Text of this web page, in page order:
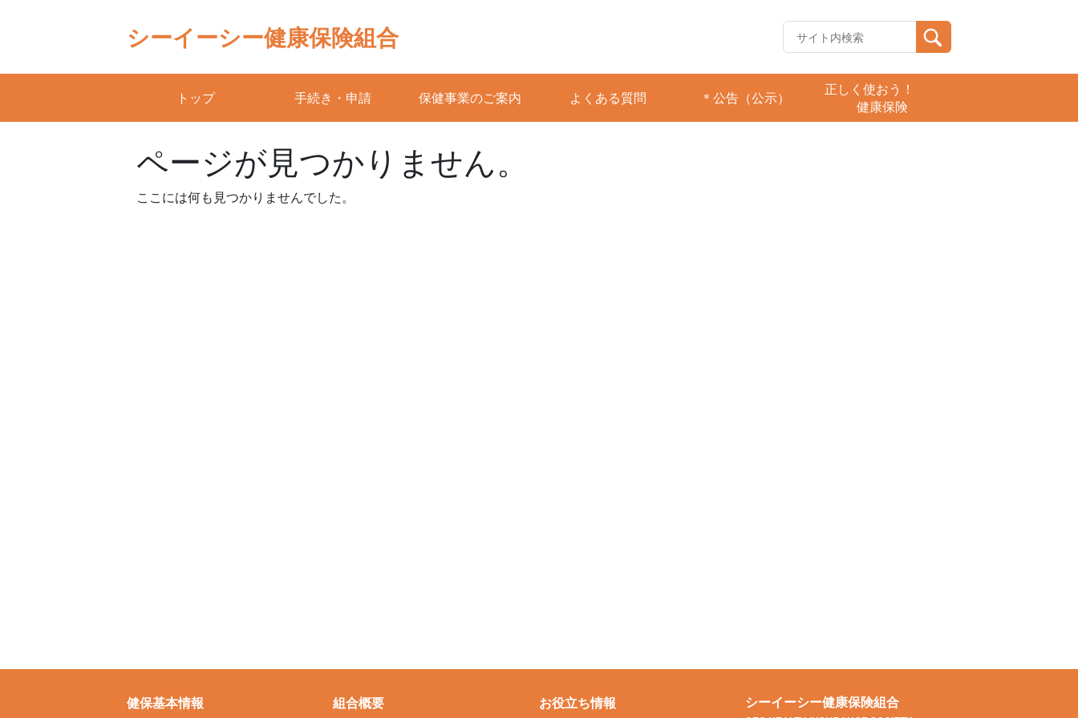
シーイーシー健康保険組合
トップ 手続き・申請 保健事業のご案内 よくある質問 ＊公告（公示）
正しく使おう！
健康保険
ページが見つかりません。
ここには何も見つかりませんでした。
健保基本情報 組合概要 お役立ち情報 シーイーシー健康保険組合